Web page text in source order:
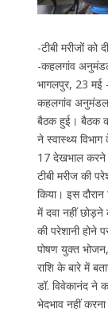
-टीबी मरीजों को
-कहलगांव
भागलपुर, 23 मई
कहलगांव अनुमंडल
बैठक हुई। बैठक
ने स्वास्थ्य
17 देखभाल करने
टीबी मरीज की
किया। इस
में दवा नहीं
की परेशानी होने
पोषण युक्त
राशि के बारे में
डॉ. विवेकानंद ने
भेदभाव नहीं